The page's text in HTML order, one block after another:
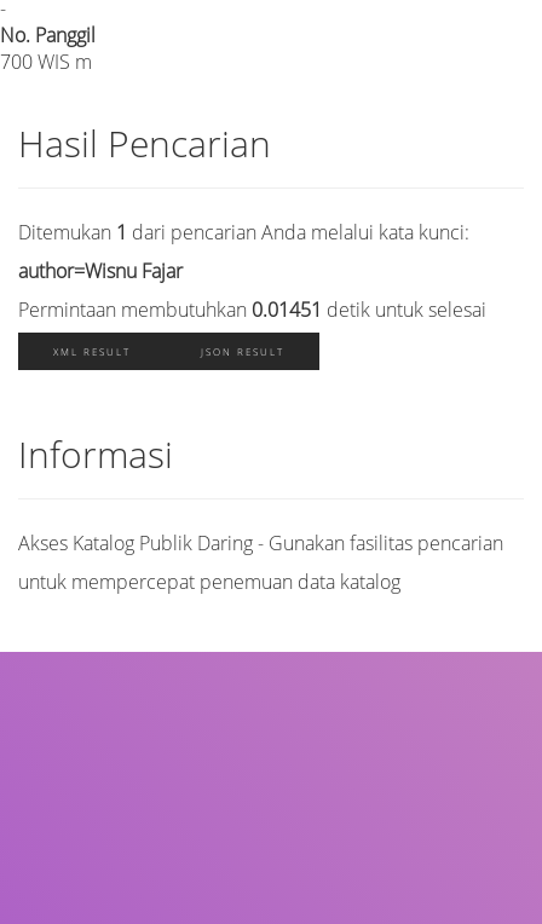
-
No. Panggil
700 WIS m
Hasil Pencarian
Ditemukan 1 dari pencarian Anda melalui kata kunci:
author=Wisnu Fajar
Permintaan membutuhkan 0.01451 detik untuk selesai
XML RESULT JSON RESULT
Informasi
Akses Katalog Publik Daring - Gunakan fasilitas pencarian
untuk mempercepat penemuan data katalog